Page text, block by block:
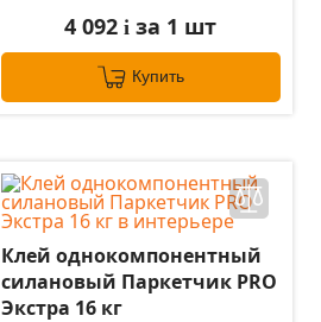
4 092i за 1 шт
Купить
Клей однокомпонентный
силановый Паркетчик PRO
Экстра 16 кг